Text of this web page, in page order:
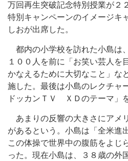
万回再生突破記念特別授業が２
特別キャンペーンのイメージキ
しおが出席した。
都内の小学校を訪れた小島は
１００人を前に「お笑い芸人を
かなえるために大切なこと」な
施した。最後は小島のレクチャ
ドッカンＴＶ ＸＤのテーマ」
あまりの反響の大きさにアメ
があるという。小島は「全米進
この体操で世界中の腹筋をよじ
った。現在小島は、３８歳の外